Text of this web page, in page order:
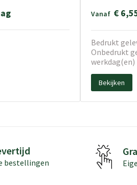
Vanaf €
Bedrukt
Onbedrukt
werkdag(en)
Bekijken
bestellingen